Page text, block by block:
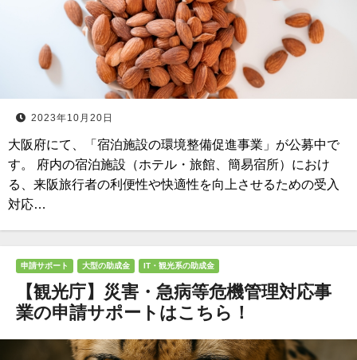
2023年10月20日
大阪府にて、「宿泊施設の環境整備促進事業」が公募中で
す。 府内の宿泊施設（ホテル・旅館、簡易宿所）におけ
る、来阪旅行者の利便性や快適性を向上させるための受入
対応…
申請サポート 大型の助成金 IT・観光系の助成金
【観光庁】災害・急病等危機管理対応事
業の申請サポートはこちら！